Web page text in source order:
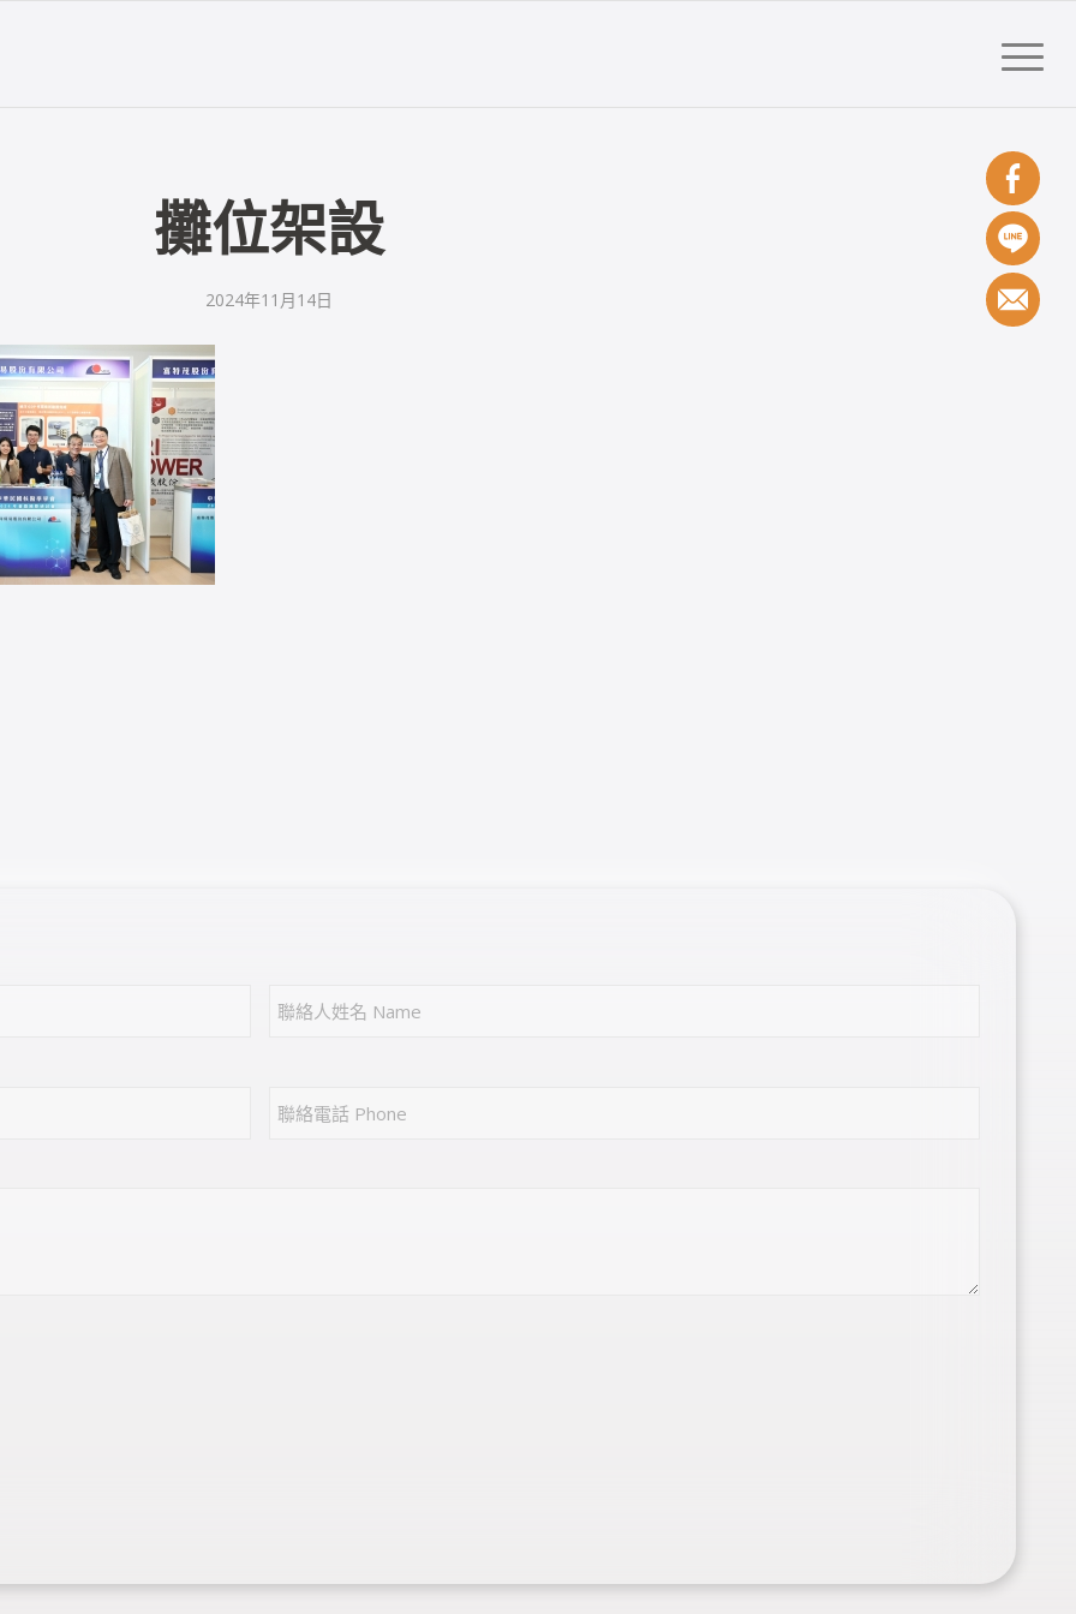
攤位架設
2024年11月14日